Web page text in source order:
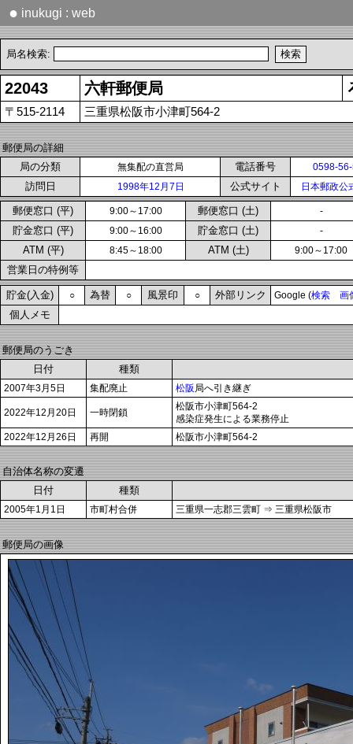
● inukugi : web
局名検索:
22043 六軒郵便局
〒515-2114 三重県松阪市小津町564-2
郵便局の詳細
局の分類
無集配の直営局 電話番号 0598-
訪問日 1998年12月7日 公式サイト 日本郵政公
郵便窓口 (平) 9:00～17:00 郵便窓口 (土) -
貯金窓口 (平) 9:00～16:00 貯金窓口 (土) -
ATM (平) 8:45～18:00 ATM (土) 9:00～17:00
営業日の特例等
貯金(入金) ○ 為替 ○ 風景印 ○ 外部リンク Google (検索 画
個人メモ
郵便局のうごき
日付
種類
2007年3月5日 集配廃止 松阪 局へ引き継ぎ
2022年12月20日 一時閉鎖
松阪市小津町564-2
感染症発生による業務停止
2022年12月26日
再開 松阪市小津町564-2
自治体名称の変遷
日付
種類
2005年1月1日 市町村合併 三重県一志郡三雲町 ⇒ 三重県松阪市
郵便局の画像